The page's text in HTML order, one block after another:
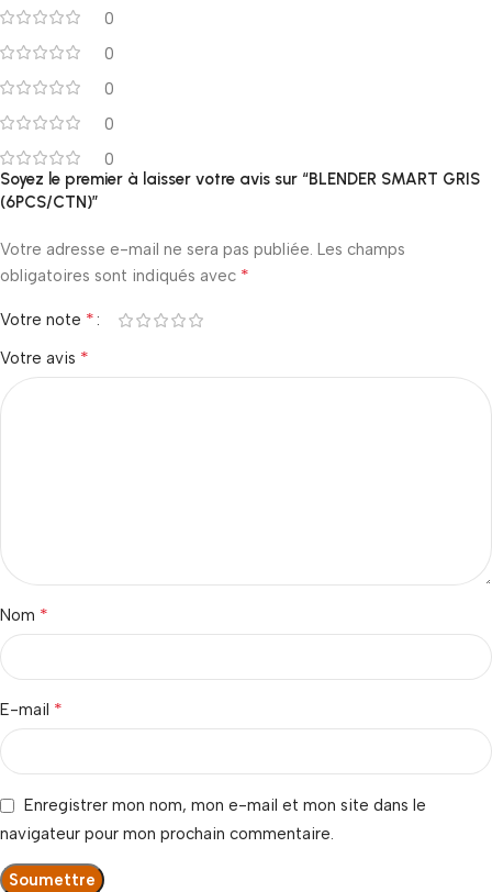
0
0
0
0
0
Soyez le premier à laisser votre avis sur “BLENDER SMART GRIS
(6PCS/CTN)”
Votre adresse e-mail ne sera pas publiée. Les champs
obligatoires sont indiqués avec *
Votre note *
Votre avis *
Nom *
E-mail *
Enregistrer mon nom, mon e-mail et mon site dans le
navigateur pour mon prochain commentaire.